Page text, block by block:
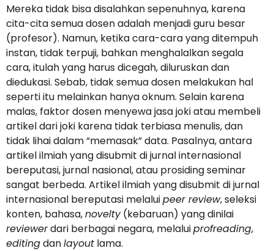
Mereka tidak bisa disalahkan sepenuhnya, karena
cita-cita semua dosen adalah menjadi guru besar
(profesor). Namun, ketika cara-cara yang ditempuh
instan, tidak terpuji, bahkan menghalalkan segala
cara, itulah yang harus dicegah, diluruskan dan
diedukasi. Sebab, tidak semua dosen melakukan hal
seperti itu melainkan hanya oknum. Selain karena
malas, faktor dosen menyewa jasa joki atau membeli
artikel dari joki karena tidak terbiasa menulis, dan
tidak lihai dalam “memasak” data. Pasalnya, antara
artikel ilmiah yang disubmit di jurnal internasional
bereputasi, jurnal nasional, atau prosiding seminar
sangat berbeda. Artikel ilmiah yang disubmit di jurnal
internasional bereputasi melaluipeer review, seleksi
konten, bahasa,novelty(kebaruan) yang dinilai
reviewerdari berbagai negara, melaluiprofreading,
editingdanlayout lama.